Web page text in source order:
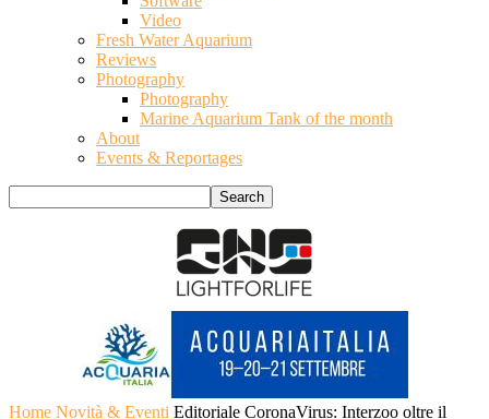
Video
Fresh Water Aquarium
Reviews
Photography
Photography
Marine Aquarium Tank of the month
About
Events & Reportages
Home Novità & Eventi Editoriale CoronaVirus: Interzoo oltre il